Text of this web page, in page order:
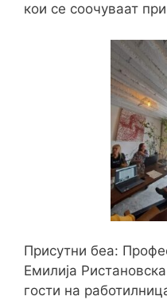
кои се соочуваат
Присутни беа:
Емилија
гости на